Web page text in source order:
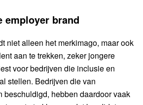
employer brand
niet alleen het merkimago, maar ook
aan te trekken, zeker jongere
voor bedrijven die inclusie en
stellen. Bedrijven die van
beschuldigd, hebben daardoor vaak